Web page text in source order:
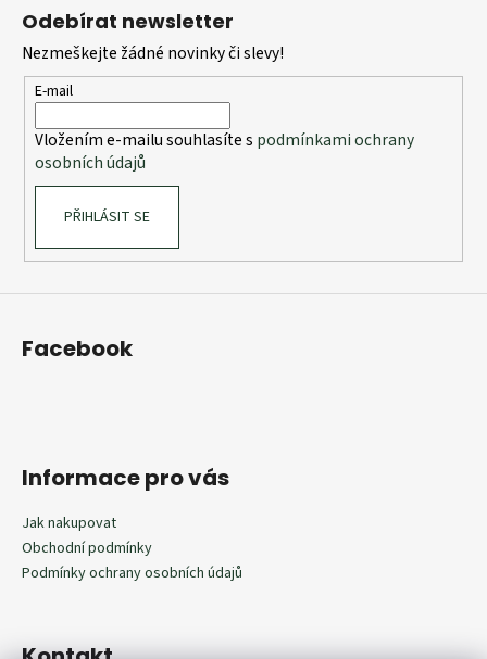
Odebírat newsletter
Nezmeškejte žádné novinky či slevy!
E-mail
Vložením e-mailu souhlasíte s podmínkami ochrany
osobních údajů
PŘIHLÁSIT SE
Facebook
Informace pro vás
Jak nakupovat
Obchodní podmínky
Podmínky ochrany osobních údajů